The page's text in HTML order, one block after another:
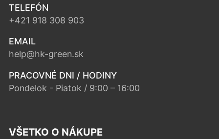
TELEFÓN
+421 918 308 903
EMAIL
help@hk-green.sk
PRACOVNÉ DNI / HODINY
Pondelok - Piatok / 9:00 – 16:00
VŠETKO O NÁKUPE